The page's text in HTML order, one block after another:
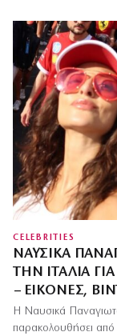
CELEBRITIES
ΝΑΥΣΙΚΆ
ΤΗΝ ΙΤΑΛΊΑ
– ΕΙΚΌΝΕΣ,
Η Ναυσικά
παρακολουθήσει